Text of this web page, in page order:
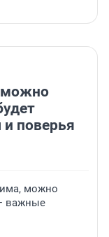
можно
поверья
можно
важные